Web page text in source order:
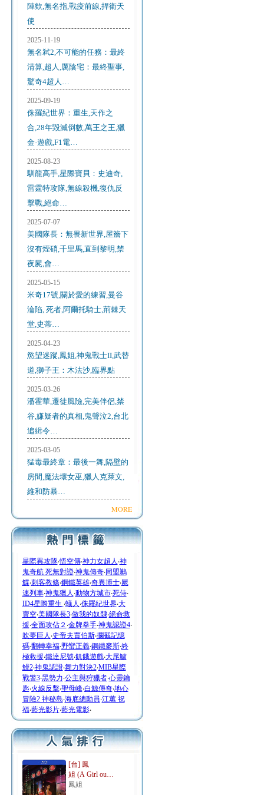
陣欸,無名指,戰疫前線,捍衛天
使
2025-11-19
無名弒2,不可能的任務：最終
清算,超人,厲陰宅：最終聖事,
驚奇4超人…
2025-09-19
侏羅紀世界：重生,天作之
合,28年毀滅倒數,萬王之王,獵
金·遊戲,F1電…
2025-08-23
馴龍高手,星際寶貝：史迪奇,
雷霆特攻隊,無線殺機,復仇反
擊戰,絕命…
2025-07-07
美國隊長：無畏新世界,屋簷下
沒有煙硝,千里馬,直到黎明,禁
夜屍,會…
2025-05-15
米奇17號,關於愛的練習,曼谷
淪陷, 死者,阿爾托騎士,荊棘天
堂,史蒂…
2025-04-23
慾望迷蹤,鳳姐,神鬼戰士II,武替
道,獅子王：木法沙,臨界點
2025-03-26
潘霍華,遷徒風險,完美伴侶,禁
谷,嫌疑者的真相,鬼聲泣2,台北
追緝令…
2025-03-05
猛毒最終章：最後一舞,隔壁的
房間,魔法壞女巫,獵人克萊文,
維和防暴…
MORE
星際異攻隊‧悟空傳‧神力女超人 ‧神
鬼奇航 死無對證‧神鬼傳奇‧同盟鶼
鰈‧刺客教條‧鋼鐵英雄‧奇異博士‧屍
速列車‧神鬼獵人 ‧動物方城市‧死侍‧
ID4星際重生 ‧蟻人 ‧侏羅紀世界‧大
賣空‧美國隊長3‧做我的奴隸‧絕命救
援‧全面攻佔２ ‧金牌拳手‧神鬼認證4‧
吹夢巨人 ‧史帝夫賈伯斯‧攔截記憶
碼‧翻轉幸福‧野蠻正義‧鋼鐵麥斯‧終
極救援‧鐵達尼號‧飢餓遊戲‧大尾鱸
鰻2‧神鬼認證‧舞力對決2‧MIB星際
戰警3‧黑勢力‧公主與狩獵者‧心靈鑰
匙‧火線反擊‧聖母峰‧白鯨傳奇‧地心
冒險2 神秘島‧海底總動員‧江蕙 祝
福‧藍光影片‧藍光電影‧
[台] 鳳
姐 (A Girl ou…
鳳姐